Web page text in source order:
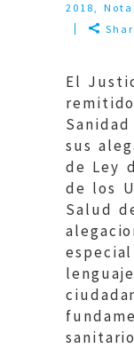
2018,
El
sus
de Ley
de los
Salud